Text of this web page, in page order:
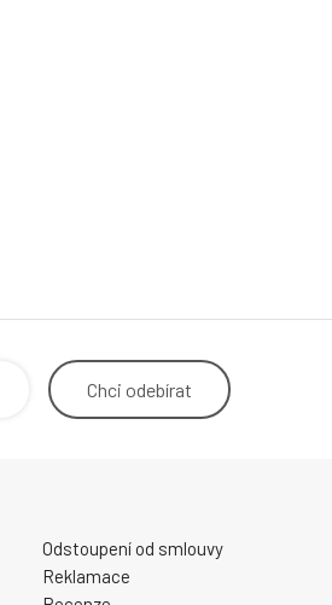
Chci odebírat
Odstoupení od smlouvy
Reklamace